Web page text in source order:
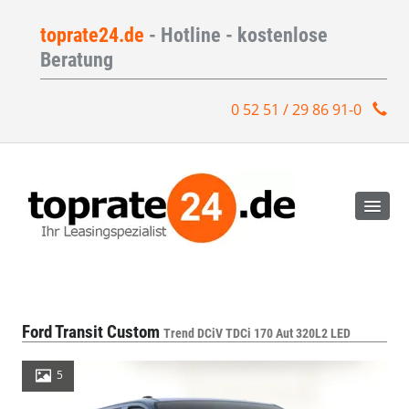
toprate24.de - Hotline - kostenlose
Beratung
0 52 51 / 29 86 91-0
Ford Transit Custom Trend DCiV TDCi 170 Aut 320L2 LED
5